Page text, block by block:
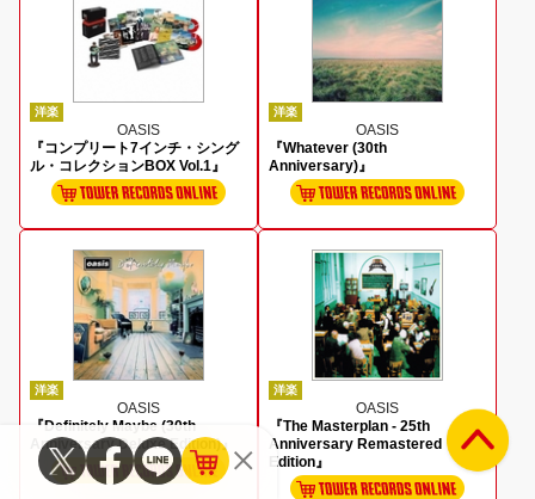
洋楽
OASIS
『コンプリート7インチ・シング
ル・コレクションBOX Vol.1』
洋楽
OASIS
『Whatever (30th
Anniversary)』
洋楽
OASIS
『Definitely Maybe (30th
Anniversary Deluxe Edition)』
洋楽
OASIS
『The Masterplan - 25th
Anniversary Remastered
Edition』